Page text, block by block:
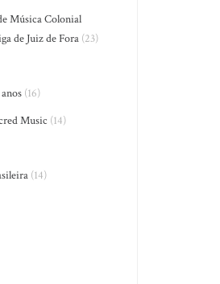
Música Colonial
de Juiz de Fora (23)
(16)
Music (14)
(14)